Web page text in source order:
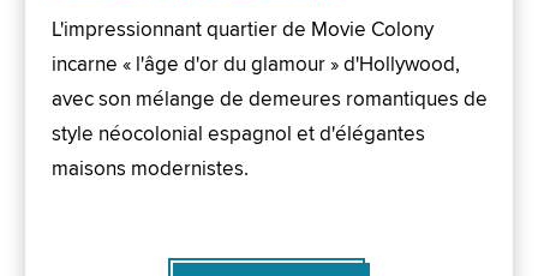
L'impressionnant quartier de Movie Colony
incarne « l'âge d'or du glamour » d'Hollywood,
avec son mélange de demeures romantiques de
style néocolonial espagnol et d'élégantes
maisons modernistes.